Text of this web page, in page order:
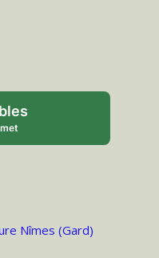
Nîmes (Gard)